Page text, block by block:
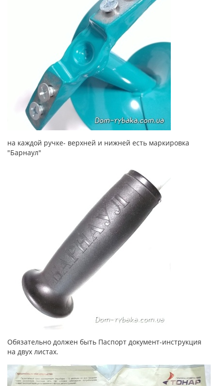
на каждой ручке- верхней и нижней есть маркировка
"Барнаул"
Обязательно должен быть Паспорт документ-инструкция
на двух листах.